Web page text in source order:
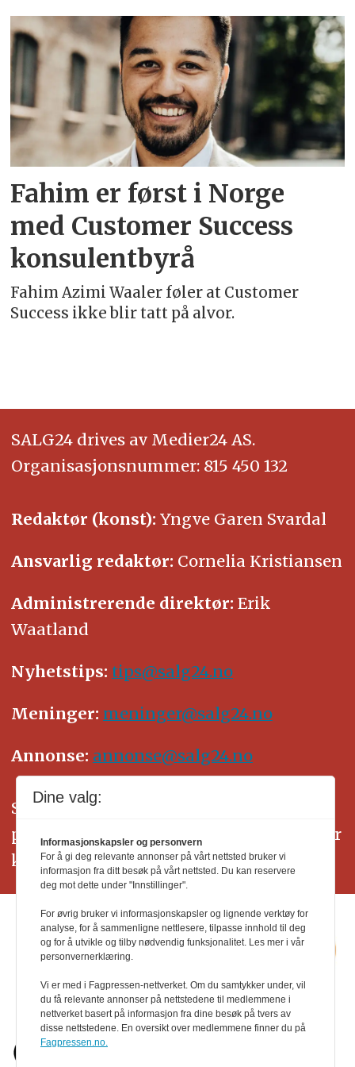
Emne:
successify
Fahim er først i Norge
med Customer Success
konsulentbyrå
Fahim Azimi Waaler føler at Customer
Success ikke blir tatt på alvor.
SALG24 drives av Medier24 AS.
Organisasjonsnummer: 815 450 132
Redaktør (konst): Yngve Garen Svardal
Ansvarlig redaktør: Cornelia Kristiansen
Administrerende direktør: Erik
Waatland
Nyhetstips: tips@salg24.no
Meninger: meninger@salg24.no
Annonse: annonse@salg24.no
SALG24 arbeider etter Vær Varsom-
plakatens regler for god presseskikk. Her
kan du lese mer omPFUsarbeid.
Dine valg:
Informasjonskapsler og personvern
For å gi deg relevante annonser på vårt nettsted bruker vi
informasjon fra ditt besøk på vårt nettsted. Du kan reservere
deg mot dette under "Innstillinger".
For øvrig bruker vi informasjonskapsler og lignende verktøy for
analyse, for å sammenligne nettlesere, tilpasse innhold til deg
og for å utvikle og tilby nødvendig funksjonalitet. Les mer i vår
personvernerklæring.
Vi er med i Fagpressen-nettverket. Om du samtykker under, vil
du få relevante annonser på nettstedene til medlemmene i
nettverket basert på informasjon fra dine besøk på tvers av
disse nettstedene. En oversikt over medlemmene finner du på
Fagpressen.no.